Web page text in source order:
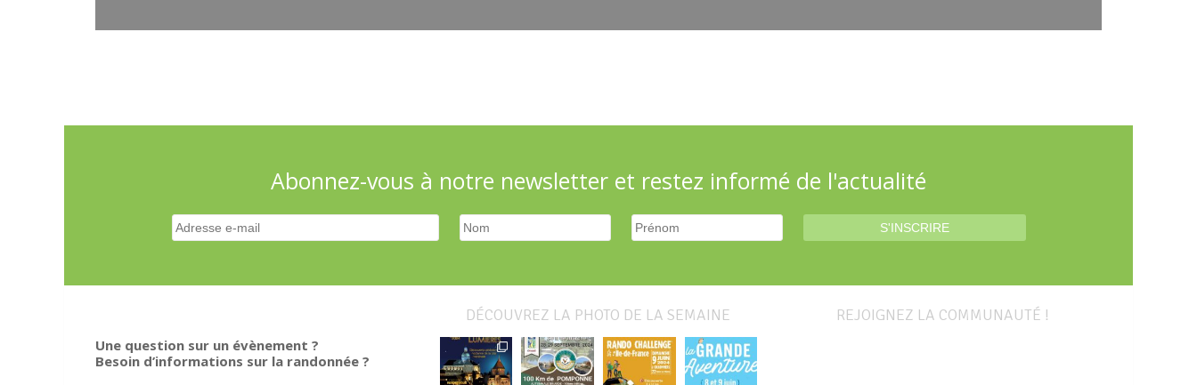
Abonnez-vous à notre newsletter et restez informé de l'actualité
Une question sur un évènement ?
Besoin d’informations sur la randonnée ?
DÉCOUVREZ LA PHOTO DE LA SEMAINE REJOIGNEZ LA COMMUNAUTÉ !